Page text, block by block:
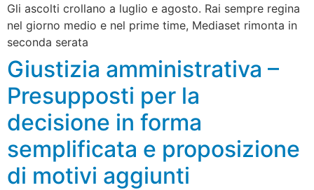
Gli ascolti crollano a luglio e agosto. Rai sempre regina
nel giorno medio e nel prime time, Mediaset rimonta in
seconda serata
Giustizia amministrativa –
Presupposti per la
decisione in forma
semplificata e proposizione
di motivi aggiunti